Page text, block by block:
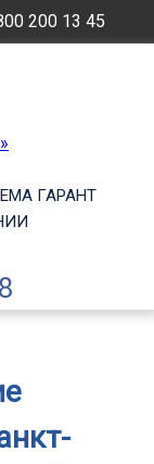
200 13 45
ГАРАНТ